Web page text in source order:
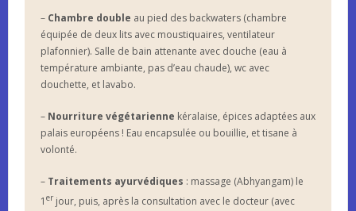
– Chambre double au pied des backwaters (chambre
équipée de deux lits avec moustiquaires, ventilateur
plafonnier). Salle de bain attenante avec douche (eau à
température ambiante, pas d’eau chaude), wc avec
douchette, et lavabo.
– Nourriture végétarienne kéralaise, épices adaptées aux
palais européens ! Eau encapsulée ou bouillie, et tisane à
volonté.
– Traitements ayurvédiques : massage (Abhyangam) le
1 erjour, puis, après la consultation avec le docteur (avec